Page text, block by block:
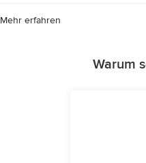
Mehr erfahren
Warum